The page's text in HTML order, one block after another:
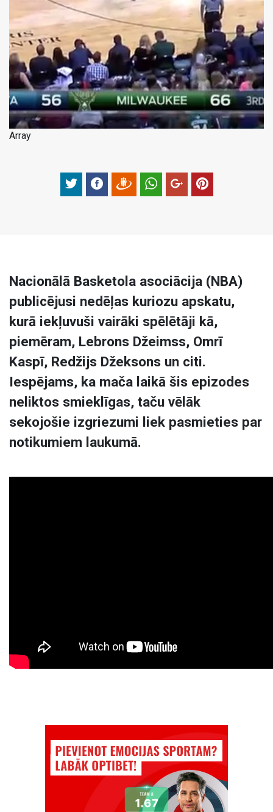
Array
Nacionālā Basketola asociācija (NBA)
publicējusi nedēļas kuriozu apskatu,
kurā iekļuvuši vairāki spēlētāji kā,
piemēram, Lebrons Džeimss, Omrī
Kaspī, Redžijs Džeksons un citi.
Iespējams, ka mača laikā šis epizodes
neliktos smieklīgas, taču vēlāk
sekojošie izgriezumi liek pasmieties par
notikumiem laukumā.